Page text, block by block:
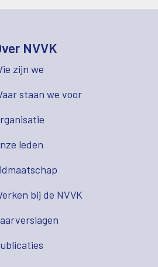
NVVK
zijn we
staan we voor
leden
bij de NVVK